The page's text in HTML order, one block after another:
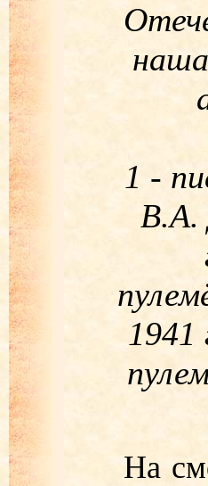
1 -
В.А.
На